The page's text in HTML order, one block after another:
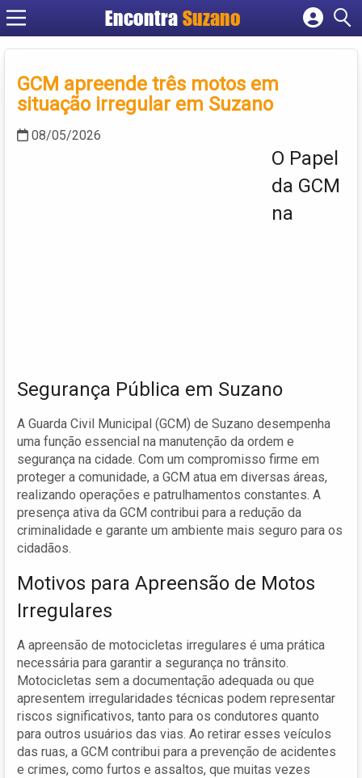
EncontraSuzano
Cadastrar empresa
Criar conta
GCM apreende três motos em
situação irregular em Suzano
08/05/2026
O Papel
da GCM
na
Segurança Pública em Suzano
A Guarda Civil Municipal (GCM) de Suzano desempenha
uma função essencial na manutenção da ordem e
segurança na cidade. Com um compromisso firme em
proteger a comunidade, a GCM atua em diversas áreas,
realizando operações e patrulhamentos constantes. A
presença ativa da GCM contribui para a redução da
criminalidade e garante um ambiente mais seguro para os
cidadãos.
Motivos para Apreensão de Motos
Irregulares
A apreensão de motocicletas irregulares é uma prática
necessária para garantir a segurança no trânsito.
Motocicletas sem a documentação adequada ou que
apresentem irregularidades técnicas podem representar
riscos significativos, tanto para os condutores quanto
para outros usuários das vias. Ao retirar esses veículos
das ruas, a GCM contribui para a prevenção de acidentes
e crimes, como furtos e assaltos, que muitas vezes